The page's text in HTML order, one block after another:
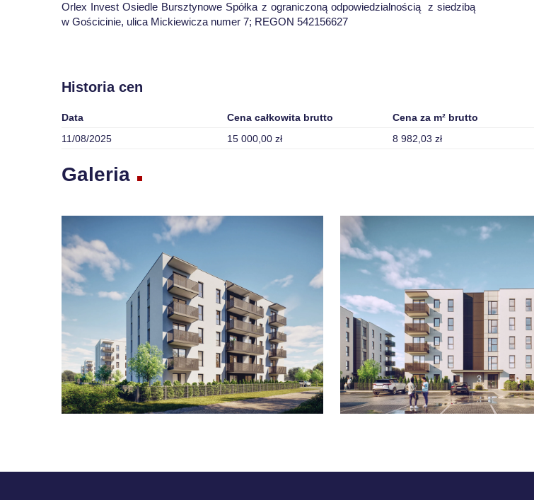
Orlex Invest Osiedle Bursztynowe Spółka z ograniczoną odpowiedzialnością z siedzibą
w Gościcinie, ulica Mickiewicza numer 7; REGON 542156627
Historia cen
Data Cena całkowita brutto
Cena za m² brutto
11/08/2025
15 000,00 zł 8 982,03 zł
Galeria